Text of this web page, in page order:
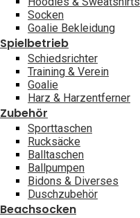
Socken
Goalie Bekleidung
Spielbetrieb
Schiedsrichter
Training & Verein
Goalie
Harz & Harzentferner
Zubehör
Sporttaschen
Rucksäcke
Balltaschen
Ballpumpen
Bidons & Diverses
Duschzubehör
Beachsocken